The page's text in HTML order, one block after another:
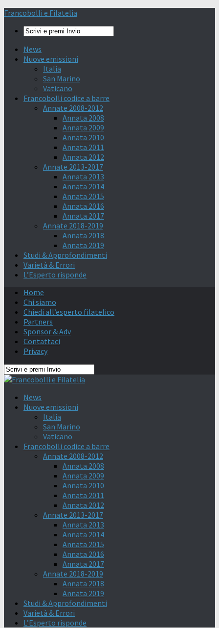
Francobolli e Filatelia
News
Nuove emissioni
Italia
San Marino
Vaticano
Francobolli codice a barre
Annate 2008-2012
Annata 2008
Annata 2009
Annata 2010
Annata 2011
Annata 2012
Annate 2013-2017
Annata 2013
Annata 2014
Annata 2015
Annata 2016
Annata 2017
Annate 2018-2019
Annata 2018
Annata 2019
Studi & Approfondimenti
Varietà & Errori
L’Esperto risponde
Home
Chi siamo
Chiedi all’esperto filatelico
Partners
Sponsor & Adv
Contattaci
Privacy
News
Nuove emissioni
Italia
San Marino
Vaticano
Francobolli codice a barre
Annate 2008-2012
Annata 2008
Annata 2009
Annata 2010
Annata 2011
Annata 2012
Annate 2013-2017
Annata 2013
Annata 2014
Annata 2015
Annata 2016
Annata 2017
Annate 2018-2019
Annata 2018
Annata 2019
Studi & Approfondimenti
Varietà & Errori
L’Esperto risponde